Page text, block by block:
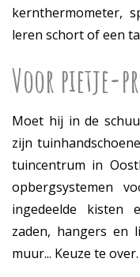
kernthermometer,
leren schort of een
Voor pietje-
Moet hij in de
zijn
tuincentrum in
opbergsystemen
ingedeelde kisten
zaden, hangers en
muur... Keuze te over.